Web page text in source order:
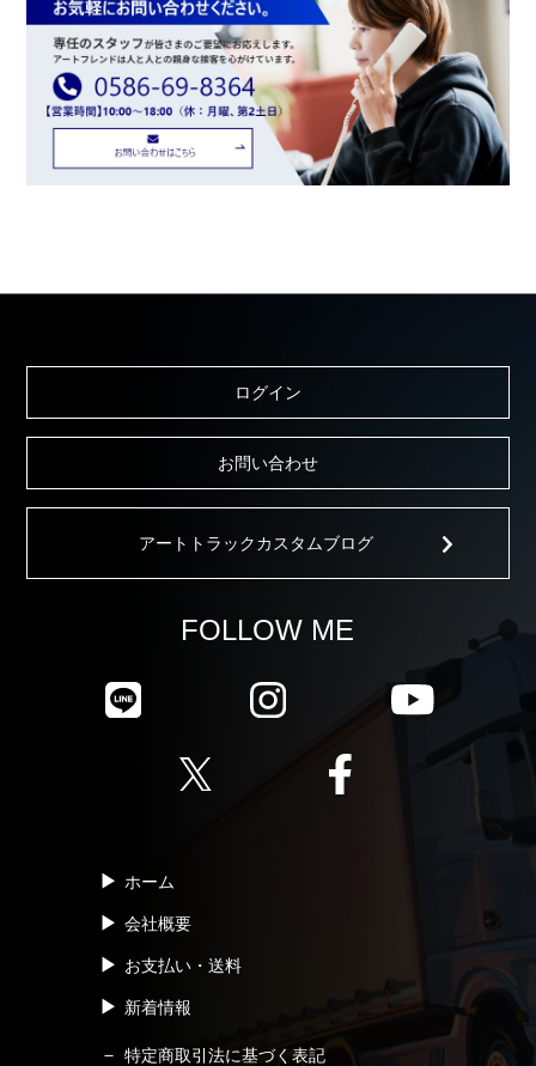
ログイン
お問い合わせ
アートトラックカスタムブログ
FOLLOW ME
ホーム
会社概要
お支払い・送料
新着情報
特定商取引法に基づく表記